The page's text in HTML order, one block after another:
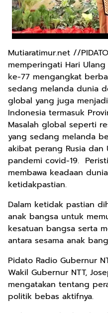
Mutiaratimur.net //
memperingati Hari
ke-77 mengangkat
sedang melanda dunia
global yang juga
Indonesia termasuk
Masalah global seperti
yang sedang melanda
akibat perang Rusia dan
pandemi covid-19.
membawa keadaan
ketidakpastian.
Dalam ketidak pastian
anak bangsa untuk
kesatuan bangsa serta
antara sesama anak
Pidato Radio Gubernur
Wakil Gubernur NTT,
mengatakan tentang
politik bebas aktifnya.